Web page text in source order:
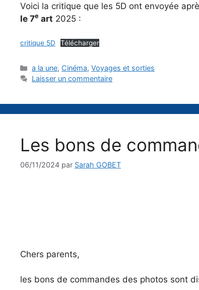
Voici la critique que les 5D ont envoyée
le 7e art 2025 :
critique 5D Télécharger
Catégories
a la une, Cinéma,Voyages et sorties
Laisser un commentaire
Les bons de
06/11/2024 par Sarah GOBET
Chers parents,
​les bons de commandes des photos sont